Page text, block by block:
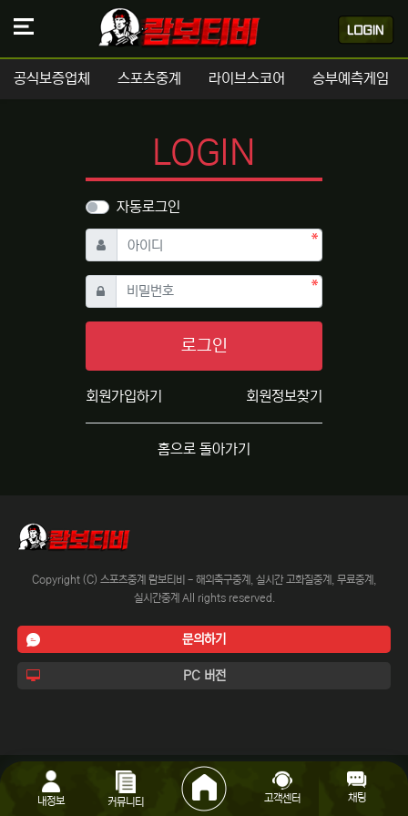
공식보증업체 스포츠중계 라이브스코어 승부예측게임
LOGIN
자동로그인
아이디 필수
비밀번호필수
로그인
회원가입하기 회원정보찾기
홈으로 돌아가기
Copyright (C) 스포츠중계 람보티비 - 해외축구중계, 실시간 고화질중계, 무료중계,
실시간중계 All rights reserved.
문의하기
PC 버전
내정보 커뮤니티 고객센터 채팅